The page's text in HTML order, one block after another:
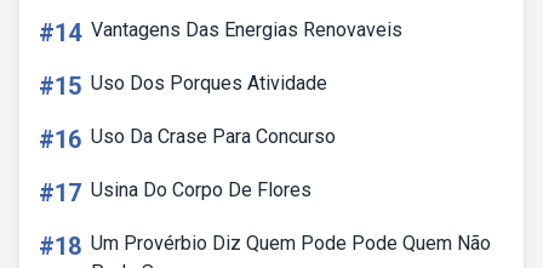
#14 Vantagens Das Energias Renovaveis
#15 Uso Dos Porques Atividade
#16 Uso Da Crase Para Concurso
#17 Usina Do Corpo De Flores
#18 Um Provérbio Diz Quem Pode Pode Quem Não